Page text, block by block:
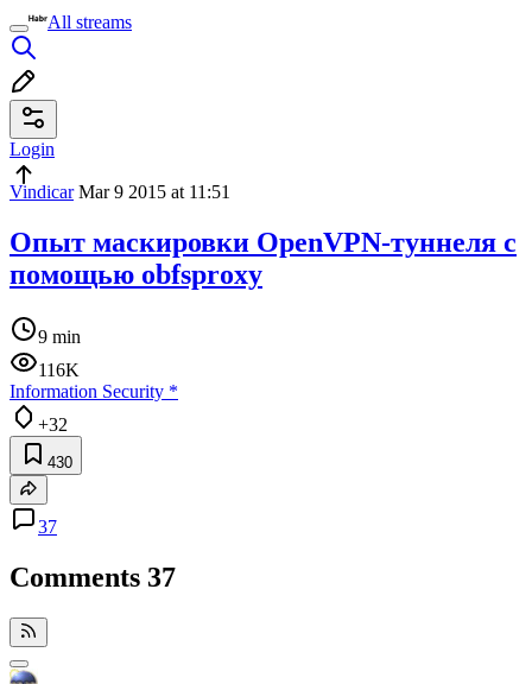
All streams
Login
VindicarMar 9 2015 at 11:51
Опыт маскировки OpenVPN-туннеля с
помощью obfsproxy
9 min
116K
Information Security *
+32
430
37
Comments 37